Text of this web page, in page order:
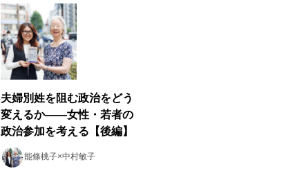
夫婦別姓を阻む政治をどう
変えるか――女性・若者の
政治参加を考える【後編】
能條桃子×中村敏子